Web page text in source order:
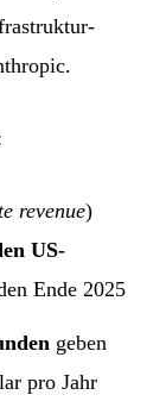
revenue)
US-
Ende 2025
geben
pro Jahr